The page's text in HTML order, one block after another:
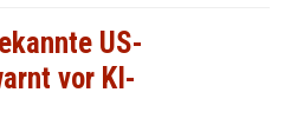
US-
vor KI-